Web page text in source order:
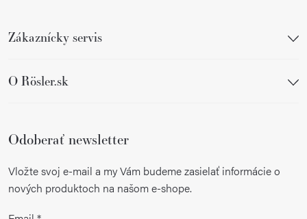
Zákaznícky servis
O Rösler.sk
Odoberať newsletter
Vložte svoj e-mail a my Vám budeme zasielať informácie o
nových produktoch na našom e-shope.